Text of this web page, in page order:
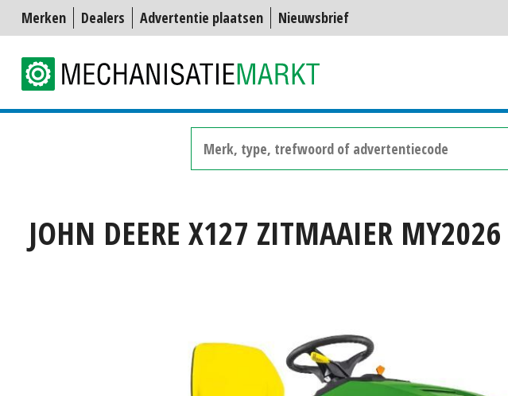
Merken Dealers Advertentie plaatsen Nieuwsbrief
JOHN DEERE X127 ZITMAAIER